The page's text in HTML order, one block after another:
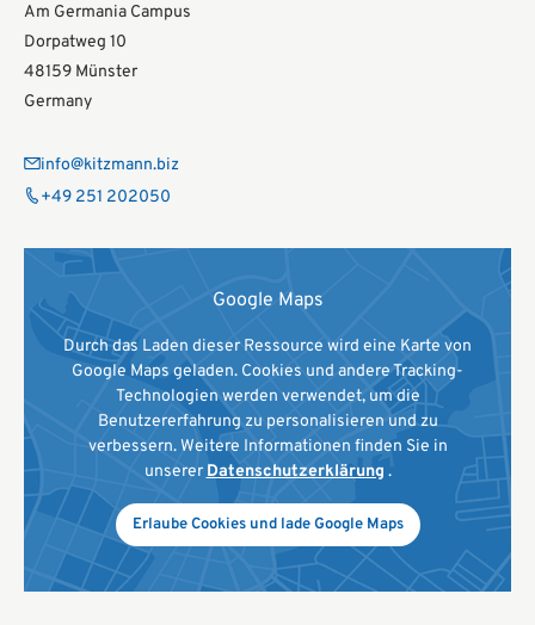
Am Germania Campus
Dorpatweg 10
48159 Münster
Germany
info@kitzmann.biz
+49 251 202050
Google Maps
Durch das Laden dieser Ressource wird eine Karte von
Google Maps geladen. Cookies und andere Tracking-
Technologien werden verwendet, um die
Benutzererfahrung zu personalisieren und zu
verbessern. Weitere Informationen finden Sie in
unserer Datenschutzerklärung .
Erlaube Cookies und lade Google Maps